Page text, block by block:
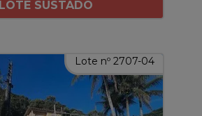
LOTE SUSTADO
Lote nº 2707-04